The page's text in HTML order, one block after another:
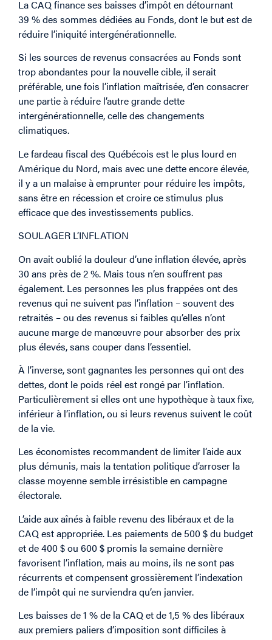
La CAQ finance ses baisses d’impôt en détournant
39 % des sommes dédiées au Fonds, dont le but est de
réduire l’iniquité intergénérationnelle.
Si les sources de revenus consacrées au Fonds sont
trop abondantes pour la nouvelle cible, il serait
préférable, une fois l’inflation maîtrisée, d’en consacrer
une partie à réduire l’autre grande dette
intergénérationnelle, celle des changements
climatiques.
Le fardeau fiscal des Québécois est le plus lourd en
Amérique du Nord, mais avec une dette encore élevée,
il y a un malaise à emprunter pour réduire les impôts,
sans être en récession et croire ce stimulus plus
efficace que des investissements publics.
SOULAGER L’INFLATION
On avait oublié la douleur d’une inflation élevée, après
30 ans près de 2 %. Mais tous n’en souffrent pas
également. Les personnes les plus frappées ont des
revenus qui ne suivent pas l’inflation – souvent des
retraités – ou des revenus si faibles qu’elles n’ont
aucune marge de manœuvre pour absorber des prix
plus élevés, sans couper dans l’essentiel.
À l’inverse, sont gagnantes les personnes qui ont des
dettes, dont le poids réel est rongé par l’inflation.
Particulièrement si elles ont une hypothèque à taux fixe,
inférieur à l’inflation, ou si leurs revenus suivent le coût
de la vie.
Les économistes recommandent de limiter l’aide aux
plus démunis, mais la tentation politique d’arroser la
classe moyenne semble irrésistible en campagne
électorale.
L’aide aux aînés à faible revenu des libéraux et de la
CAQ est appropriée. Les paiements de 500 $ du budget
et de 400 $ ou 600 $ promis la semaine dernière
favorisent l’inflation, mais au moins, ils ne sont pas
récurrents et compensent grossièrement l’indexation
de l’impôt qui ne surviendra qu’en janvier.
Les baisses de 1 % de la CAQ et de 1,5 % des libéraux
aux premiers paliers d’imposition sont difficiles à